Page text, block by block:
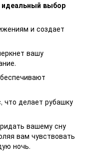
выбор
и создает
вашу
что делает рубашку
вашему сну
вам чувствовать
ночь.